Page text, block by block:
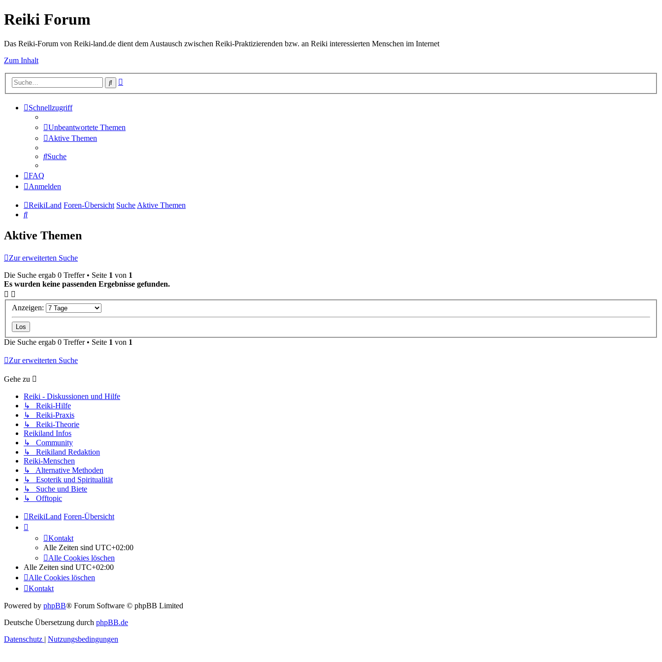
Reiki Forum
Das Reiki-Forum von Reiki-land.de dient dem Austausch zwischen Reiki-Praktizierenden bzw. an Reiki interessierten Menschen im Internet
Zum Inhalt
Suche
Schnellzugriff
Unbeantwortete Themen
Aktive Themen
Suche
FAQ
Anmelden
ReikiLand Foren-Übersicht SucheAktive Themen
Suche
Aktive Themen
Zur erweiterten Suche
Die Suche ergab 0 Treffer • Seite 1 von 1
Es wurden keine passenden Ergebnisse gefunden.
Anzeigen:
Die Suche ergab 0 Treffer • Seite 1 von 1
Zur erweiterten Suche
Gehe zu
Reiki - Diskussionen und Hilfe
↳ Reiki-Hilfe
↳ Reiki-Praxis
↳ Reiki-Theorie
Reikiland Infos
↳ Community
↳ Reikiland Redaktion
Reiki-Menschen
↳ Alternative Methoden
↳ Esoterik und Spiritualität
↳ Suche und Biete
↳ Offtopic
ReikiLand Foren-Übersicht
Kontakt
Alle Zeiten sind UTC+02:00
Alle Cookies löschen
Alle Zeiten sind UTC+02:00
Alle Cookies löschen
Kontakt
Powered by phpBB® Forum Software © phpBB Limited
Deutsche Übersetzung durch phpBB.de
Datenschutz | Nutzungsbedingungen